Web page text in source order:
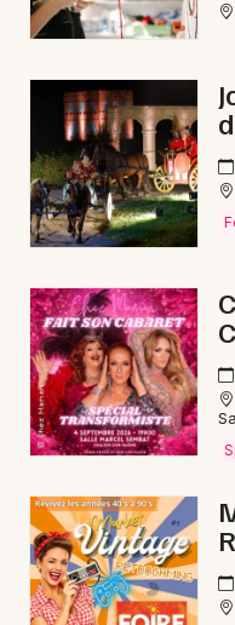
71 - Saône-et-Loire
Choisir mes